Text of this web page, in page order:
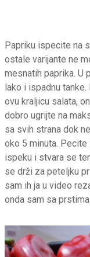
Papriku ispecite na
ostale varijante ne
mesnatih paprika. U
lako i ispadnu
ovu kraljicu salata,
dobro ugrijte na
sa svih strana dok
oko 5 minuta.
ispeku i stvara se
se drži za peteljku
sam ih ja u video
onda sam sa